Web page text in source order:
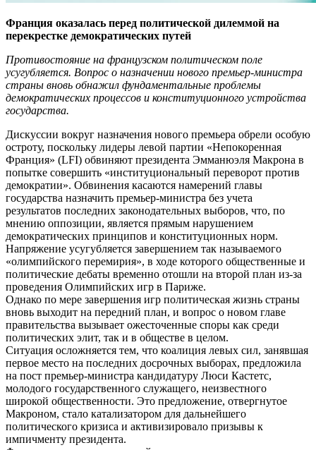
Франция оказалась перед политической дилеммой на
перекрестке демократических путей
Противостояние на французском политическом поле
усугубляется. Вопрос о назначении нового премьер-министра
страны вновь обнажил фундаментальные проблемы
демократических процессов и конституционного устройства
государства.
Дискуссии вокруг назначения нового премьера обрели особую
остроту, поскольку лидеры левой партии «Непокоренная
Франция» (LFI) обвиняют президента Эмманюэля Макрона в
попытке совершить «институциональный переворот против
демократии». Обвинения касаются намерений главы
государства назначить премьер-министра без учета
результатов последних законодательных выборов, что, по
мнению оппозиции, является прямым нарушением
демократических принципов и конституционных норм.
Напряжение усугубляется завершением так называемого
«олимпийского перемирия», в ходе которого общественные и
политические дебаты временно отошли на второй план из-за
проведения Олимпийских игр в Париже.
Однако по мере завершения игр политическая жизнь страны
вновь выходит на передний план, и вопрос о новом главе
правительства вызывает ожесточенные споры как среди
политических элит, так и в обществе в целом.
Ситуация осложняется тем, что коалиция левых сил, занявшая
первое место на последних досрочных выборах, предложила
на пост премьер-министра кандидатуру Люси Кастетс,
молодого государственного служащего, неизвестного
широкой общественности. Это предложение, отвергнутое
Макроном, стало катализатором для дальнейшего
политического кризиса и активизировало призывы к
импичменту президента.